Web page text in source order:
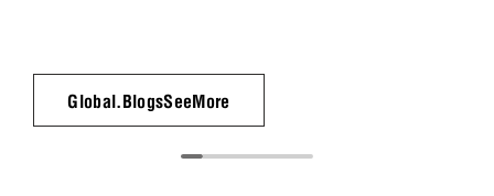
Global.BlogsSeeMore